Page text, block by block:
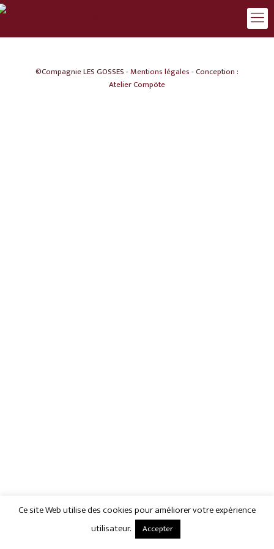
©Compagnie LES GOSSES -Mentions légales- Conception :
Atelier Compöte
Ce site Web utilise des cookies pour améliorer votre expérience
utilisateur.
Accepter